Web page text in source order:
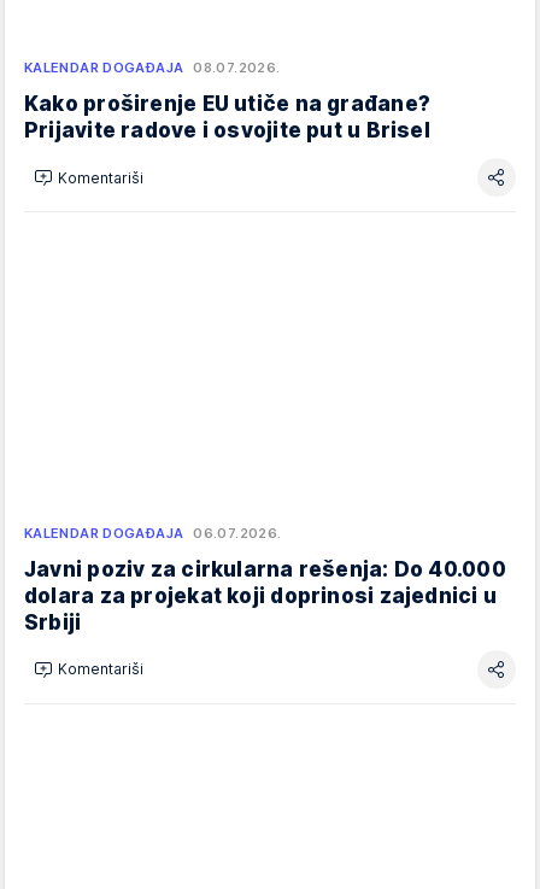
KALENDAR DOGAĐAJA 08.07.2026.
Kako proširenje EU utiče na građane?
Prijavite radove i osvojite put u Brisel
Komentariši
KALENDAR DOGAĐAJA 06.07.2026.
Javni poziv za cirkularna rešenja: Do 40.000
dolara za projekat koji doprinosi zajednici u
Srbiji
Komentariši